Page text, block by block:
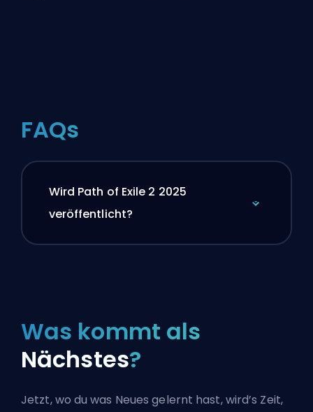
FAQs
Wird Path of Exile 2 2025
veröffentlicht?
Was kommt als
Nächstes?
Jetzt, wo du was Neues gelernt hast, wird’s Zeit,